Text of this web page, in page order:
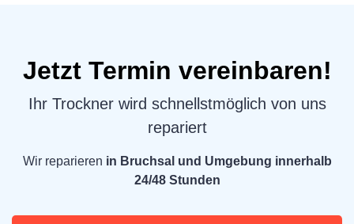
Jetzt Termin vereinbaren!
Ihr Trockner wird schnellstmöglich von uns
repariert
Wir reparieren in Bruchsal und Umgebung innerhalb
24/48 Stunden